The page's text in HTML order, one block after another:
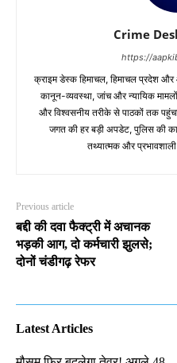
Crime
https://
क्राइम डेस्क हिमाचल, हिमाचल प्रदेश और
कानून-व्यवस्था, जांच और न्यायिक
और विश्वसनीय तरीके से पाठकों तक
जगत की हर बड़ी अपडेट, पुलिस की
तथ्यात्मक और
Previous article
बद्दी की दवा फैक्ट्री में अचानक
भड़की आग, दो कर्मचारी झुलसे;
दोनों चंडीगढ़ रेफर
Latest Articles